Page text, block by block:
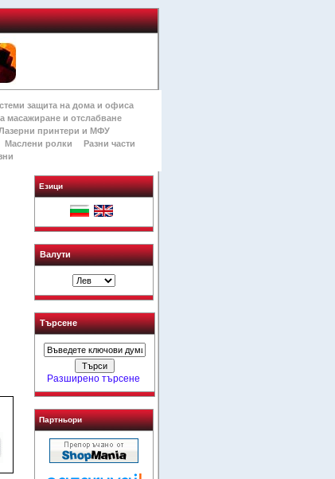
защита на дома и офиса
масажиране и отслабване
принтери и МФУ
Маслени ролки
Разни части
Езици
Валути
Търсене
Разширено търсене
Партньори